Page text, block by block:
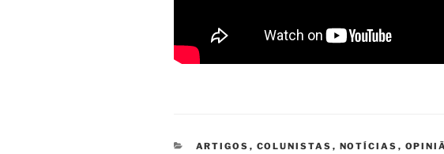
CATEGORIAS
ARTIGOS , COLUNISTAS , NOTÍCIAS ,